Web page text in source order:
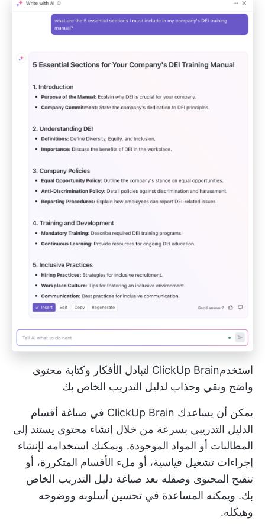
استخدمClickUp Brain لتبادل الأفكار وكتابة محتوى
واضح ونقي وجذاب لدليل التدريب الخاص بك
يمكن أن يساعدك ClickUp Brain في صياغة أقسام
الدليل التدريبي بسرعة من خلال إنشاء محتوى يستند إلى
المطالبات أو المواد الموجودة. ويمكنك استخدامه لإنشاء
إجراءات تشغيل قياسية، أو ملء الأقسام المتكررة، أو
تنقيح المحتوى وصقله بعد صياغة دليل التدريب الخاص
بك. ويمكنه المساعدة في تحسين أسلوبه ووضوحه
وهيكله.